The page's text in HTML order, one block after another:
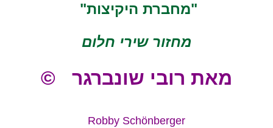
"מחברת היקיצות"
מחזור שירי חלום
מאת רובי שונברגר ©
Robby Schönberger